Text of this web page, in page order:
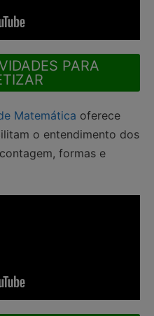
PARA
Matemática oferece
o entendimento dos
formas e